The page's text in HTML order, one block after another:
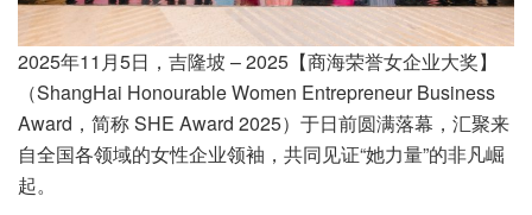
2025年11月5日，吉隆坡 – 2025【商海荣誉女企业大奖】
（ShangHai Honourable Women Entrepreneur Business
Award，简称 SHE Award 2025）于日前圆满落幕，汇聚来
自全国各领域的女性企业领袖，共同见证“她力量”的非凡崛
起。